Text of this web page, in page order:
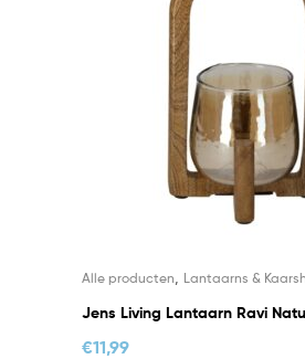
Alle producten Lantaarns &
Jens Living Lantaarn Ravi
€11,99